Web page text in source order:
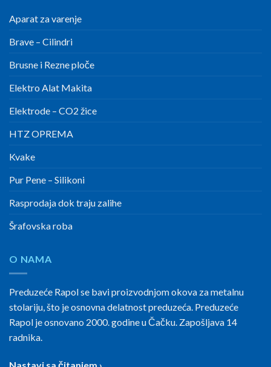
Aparat za varenje
Brave – Cilindri
Brusne i Rezne ploče
Elektro Alat Makita
Elektrode – CO2 žice
HTZ OPREMA
Kvake
Pur Pene – Silikoni
Rasprodaja dok traju zalihe
Šrafovska roba
O NAMA
Preduzeće Rapol se bavi proizvodnjom okova za metalnu
stolariju, što je osnovna delatnost preduzeća. Preduzeće
Rapol je osnovano 2000. godine u Čačku. Zapošljava 14
radnika.